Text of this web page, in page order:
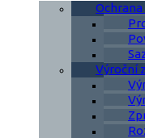
Výroční